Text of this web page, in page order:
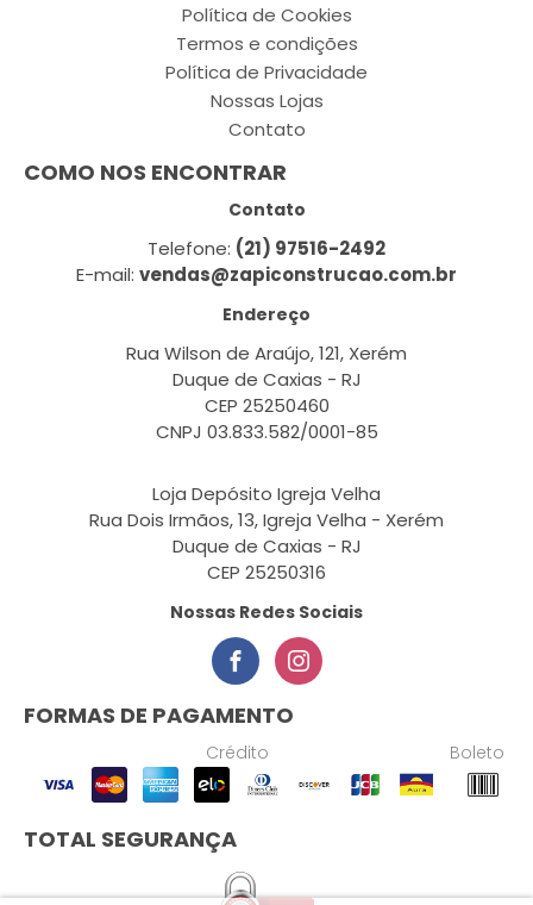
Política de Cookies
Termos e condições
Política de Privacidade
Nossas Lojas
Contato
COMO NOS ENCONTRAR
Contato
Telefone: (21) 97516-2492
E-mail: vendas@zapiconstrucao.com.br
Endereço
Rua Wilson de Araújo, 121, Xerém
Duque de Caxias - RJ
CEP 25250460
CNPJ 03.833.582/0001-85
Loja Depósito Igreja Velha
Rua Dois Irmãos, 13, Igreja Velha - Xerém
Duque de Caxias - RJ
CEP 25250316
Nossas Redes Sociais
FORMAS DE PAGAMENTO
Crédito Boleto
TOTAL SEGURANÇA